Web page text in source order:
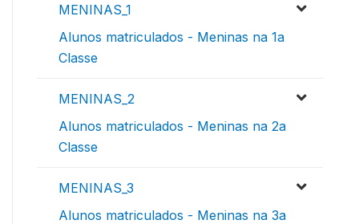
MENINAS_1
Alunos matriculados - Meninas na 1a
Classe
MENINAS_2
Alunos matriculados - Meninas na 2a
Classe
MENINAS_3
Alunos matriculados - Meninas na 3a